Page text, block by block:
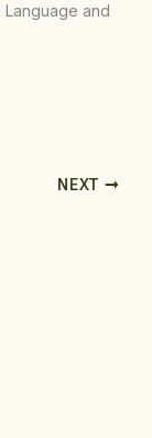
Language and
NEXT